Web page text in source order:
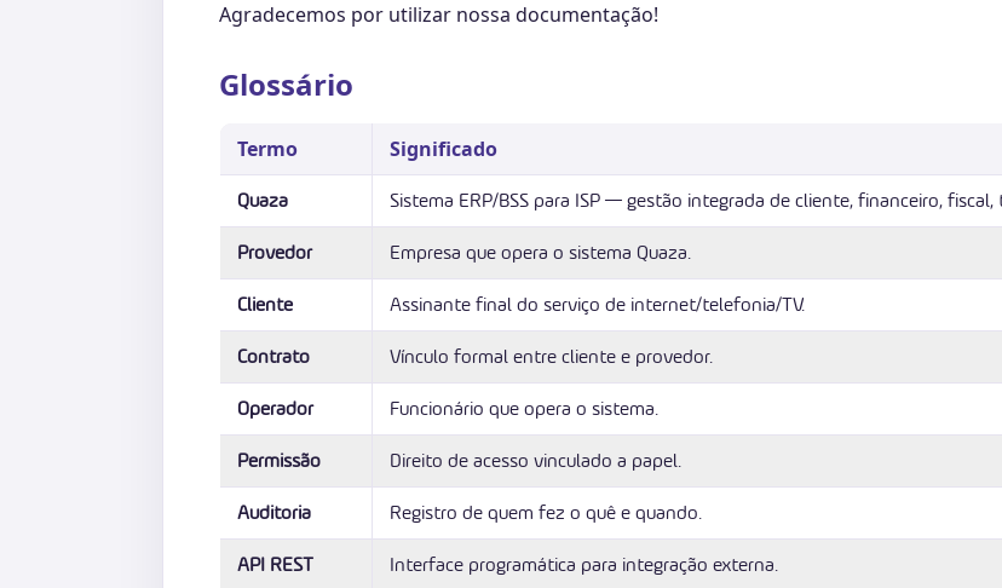
Agradecemos por utilizar nossa documentação!
Glossário
Termo Significado
Quaza Sistema ERP/BSS para ISP — gestão integrada de cliente, financeiro, fiscal,
Provedor Empresa que opera o sistema Quaza.
Cliente Assinante final do serviço de internet/telefonia/TV.
Contrato Vínculo formal entre cliente e provedor.
Operador Funcionário que opera o sistema.
Permissão Direito de acesso vinculado a papel.
Auditoria Registro de quem fez o quê e quando.
API REST Interface programática para integração externa.